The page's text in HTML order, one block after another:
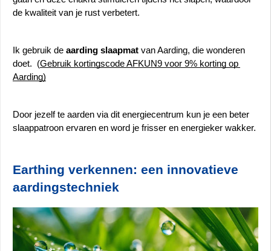
de kwaliteit van je rust verbetert.
Ik gebruik de aarding slaapmat van Aarding, die wonderen
doet.  (Gebruik kortingscode AFKUN9 voor 9% korting op
Aarding)
Door jezelf te aarden via dit energiecentrum kun je een beter
slaappatroon ervaren en word je frisser en energieker wakker.
Earthing verkennen: een innovatieve
aardingstechniek